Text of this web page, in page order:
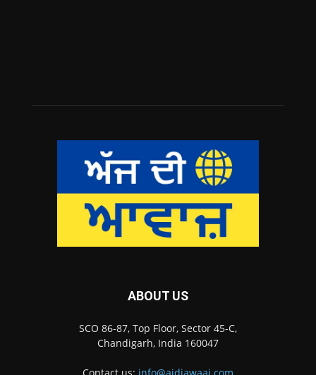
ABOUT US
SCO 86-87, Top Floor, Sector 45-C,
Chandigarh, India 160047